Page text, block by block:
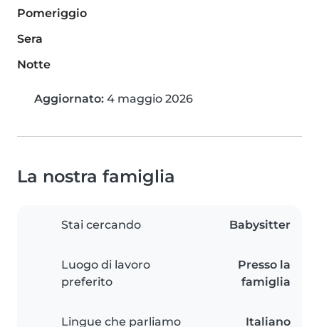
Pomeriggio
Sera
Notte
Aggiornato: 4 maggio 2026
La nostra famiglia
Stai cercando Babysitter
Luogo di lavoro
preferito
Presso la
famiglia
Lingue che parliamo Italiano